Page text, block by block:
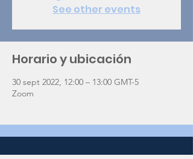
See other events
Horario y ubicación
30 sept 2022, 12:00 – 13:00 GMT-5
Zoom